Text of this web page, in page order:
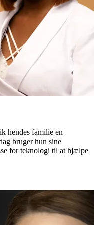
hendes familie en
bruger hun sine
for teknologi til at hjælpe